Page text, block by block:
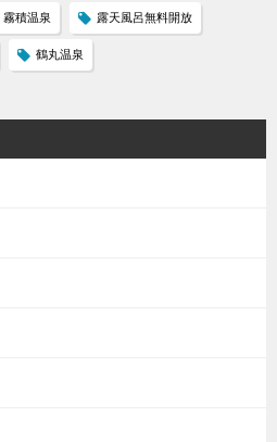
霧積温泉 露天風呂無料開放
鶴丸温泉